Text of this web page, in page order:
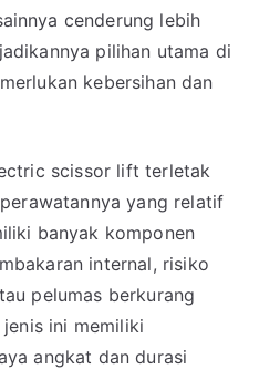
cenderung lebih
pilihan utama di
kebersihan dan
scissor lift terletak
yang relatif
banyak komponen
internal, risiko
pelumas berkurang
ini memiliki
angkat dan durasi